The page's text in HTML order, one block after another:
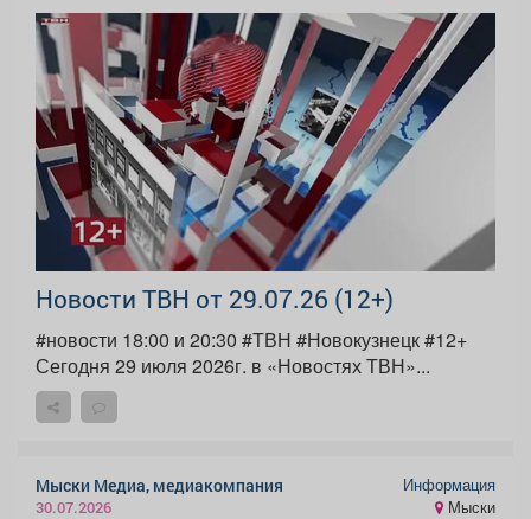
Новости ТВН от 29.07.26 (12+)
#новости 18:00 и 20:30 #ТВН #Новокузнецк #12+
Сегодня 29 июля 2026г. в «Новостях ТВН»...
Мыски Медиа, медиакомпания
30.07.2026
Информация
Мыски